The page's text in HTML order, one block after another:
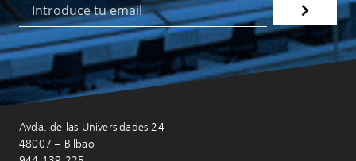
Avda. de las Universidades 24
48007 – Bilbao